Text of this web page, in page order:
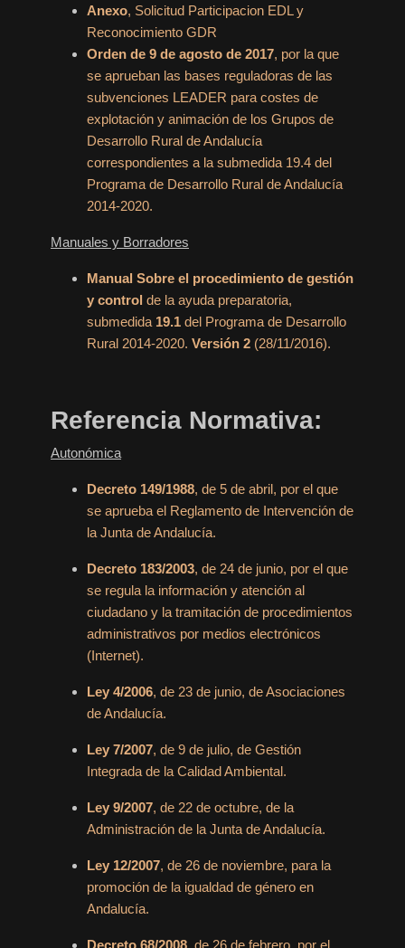
Anexo, Solicitud Participacion EDL y
Reconocimiento GDR
Orden de 9 de agosto de 2017, por la que
se aprueban las bases reguladoras de las
subvenciones LEADER para costes de
explotación y animación de los Grupos de
Desarrollo Rural de Andalucía
correspondientes a la submedida 19.4 del
Programa de Desarrollo Rural de Andalucía
2014-2020.
Manuales y Borradores
Manual Sobre el procedimiento de gestión
y control de la ayuda preparatoria,
submedida 19.1 del Programa de Desarrollo
Rural 2014-2020. Versión 2 (28/11/2016).
Referencia Normativa:
Autonómica
Decreto 149/1988, de 5 de abril, por el que
se aprueba el Reglamento de Intervención de
la Junta de Andalucía.
Decreto 183/2003, de 24 de junio, por el que
se regula la información y atención al
ciudadano y la tramitación de procedimientos
administrativos por medios electrónicos
(Internet).
Ley 4/2006, de 23 de junio, de Asociaciones
de Andalucía.
Ley 7/2007, de 9 de julio, de Gestión
Integrada de la Calidad Ambiental.
Ley 9/2007, de 22 de octubre, de la
Administración de la Junta de Andalucía.
Ley 12/2007, de 26 de noviembre, para la
promoción de la igualdad de género en
Andalucía.
Decreto 68/2008 , de 26 de febrero, por el